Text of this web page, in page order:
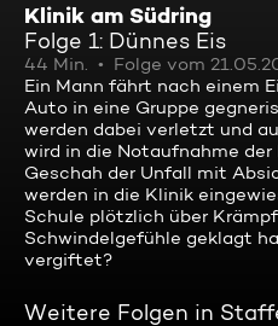
Klinik am Südring
Folge 1: Dünnes Eis
44 Min. Folge vom
Ein Mann fährt nach einem
Auto in eine Gruppe
werden dabei verletzt und
wird in die Notaufnahme
Geschah der Unfall mit
werden in die Klinik
Schule plötzlich über
Schwindelgefühle geklagt
vergiftet?
Weitere Folgen in